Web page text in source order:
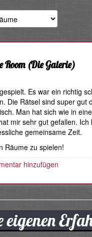
Room(Die Galerie)
Es war ein richtig
Die Rätsel sind super gut
Man hat sich wie in
mir sehr gut gefallen.
gemeinsame Zeit.
Räume zu spielen!
hinzufügen
eigenen